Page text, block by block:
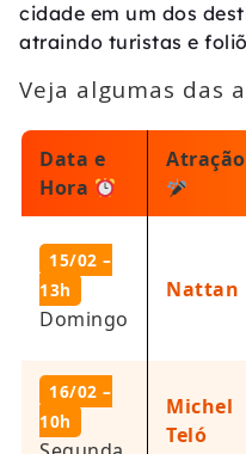
cidade em um dos
atraindo turistas e
Veja algumas das
Data e
Hora
Atração
15/02 –
13h
Domingo
Nattan
16/02 –
10h
Michel
Teló